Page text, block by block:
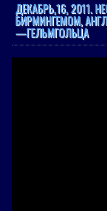
ДЕКАБРЬ,16, 2011.
БИРМИНГЕМОМ,
—ГЕЛЬМГОЛЬЦА